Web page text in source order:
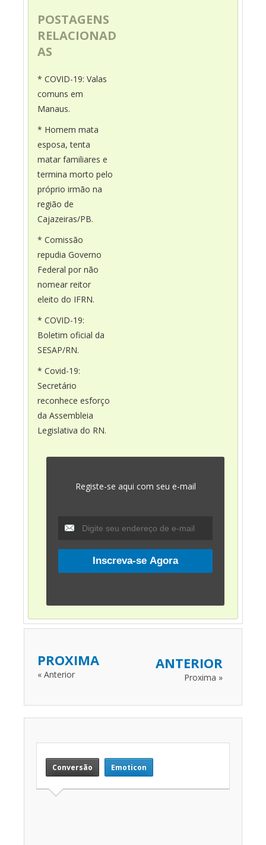
POSTAGENS
RELACIONAD
AS
* COVID-19: Valas
comuns em
Manaus.
* Homem mata
esposa, tenta
matar familiares e
termina morto pelo
próprio irmão na
região de
Cajazeiras/PB.
* Comissão
repudia Governo
Federal por não
nomear reitor
eleito do IFRN.
* COVID-19:
Boletim oficial da
SESAP/RN.
* Covid-19:
Secretário
reconhece esforço
da Assembleia
Legislativa do RN.
Registe-se aqui com seu e-mail
PROXIMA
« Anterior
ANTERIOR
Proxima »
Conversão Emoticon